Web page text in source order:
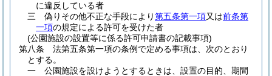
に違反している者
三
偽りその他不正な手段により第五条第一項又は前条第
一項の規定による許可を受けた者
(公園施設の設置等に係る許可申請書の記載事項)
第八条
法第五条第一項の条例で定める事項は、次のとおり
とする。
一
公園施設を設けようとするときは、設置の目的、期間